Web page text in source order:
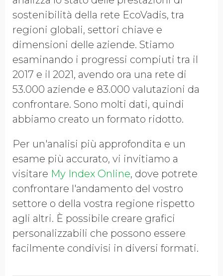
sostenibilità della rete EcoVadis, tra
regioni globali, settori chiave e
dimensioni delle aziende. Stiamo
esaminando i progressi compiuti tra il
2017 e il 2021, avendo ora una rete di
53.000 aziende e 83.000 valutazioni da
confrontare. Sono molti dati, quindi
abbiamo creato un formato ridotto.
Per un'analisi più approfondita e un
esame più accurato, vi invitiamo a
visitare My Index Online, dove potrete
confrontare l'andamento del vostro
settore o della vostra regione rispetto
agli altri. È possibile creare grafici
personalizzabili che possono essere
facilmente condivisi in diversi formati.